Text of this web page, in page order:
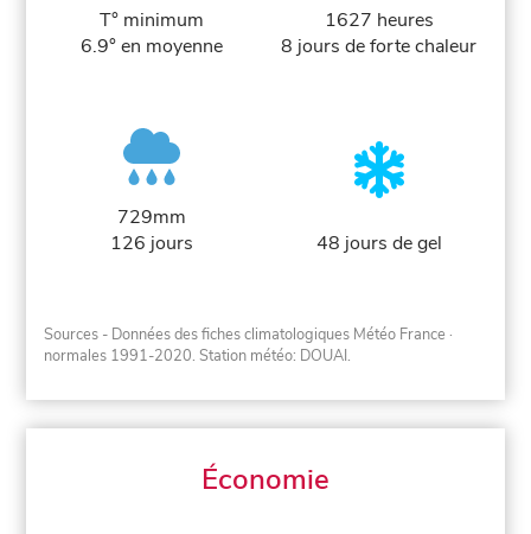
T° minimum
6.9° en moyenne
1627 heures
8 jours de forte chaleur
729mm
126 jours
48 jours de gel
Sources - Données des fiches climatologiques Météo France ·
normales 1991-2020. Station météo: DOUAI.
Économie